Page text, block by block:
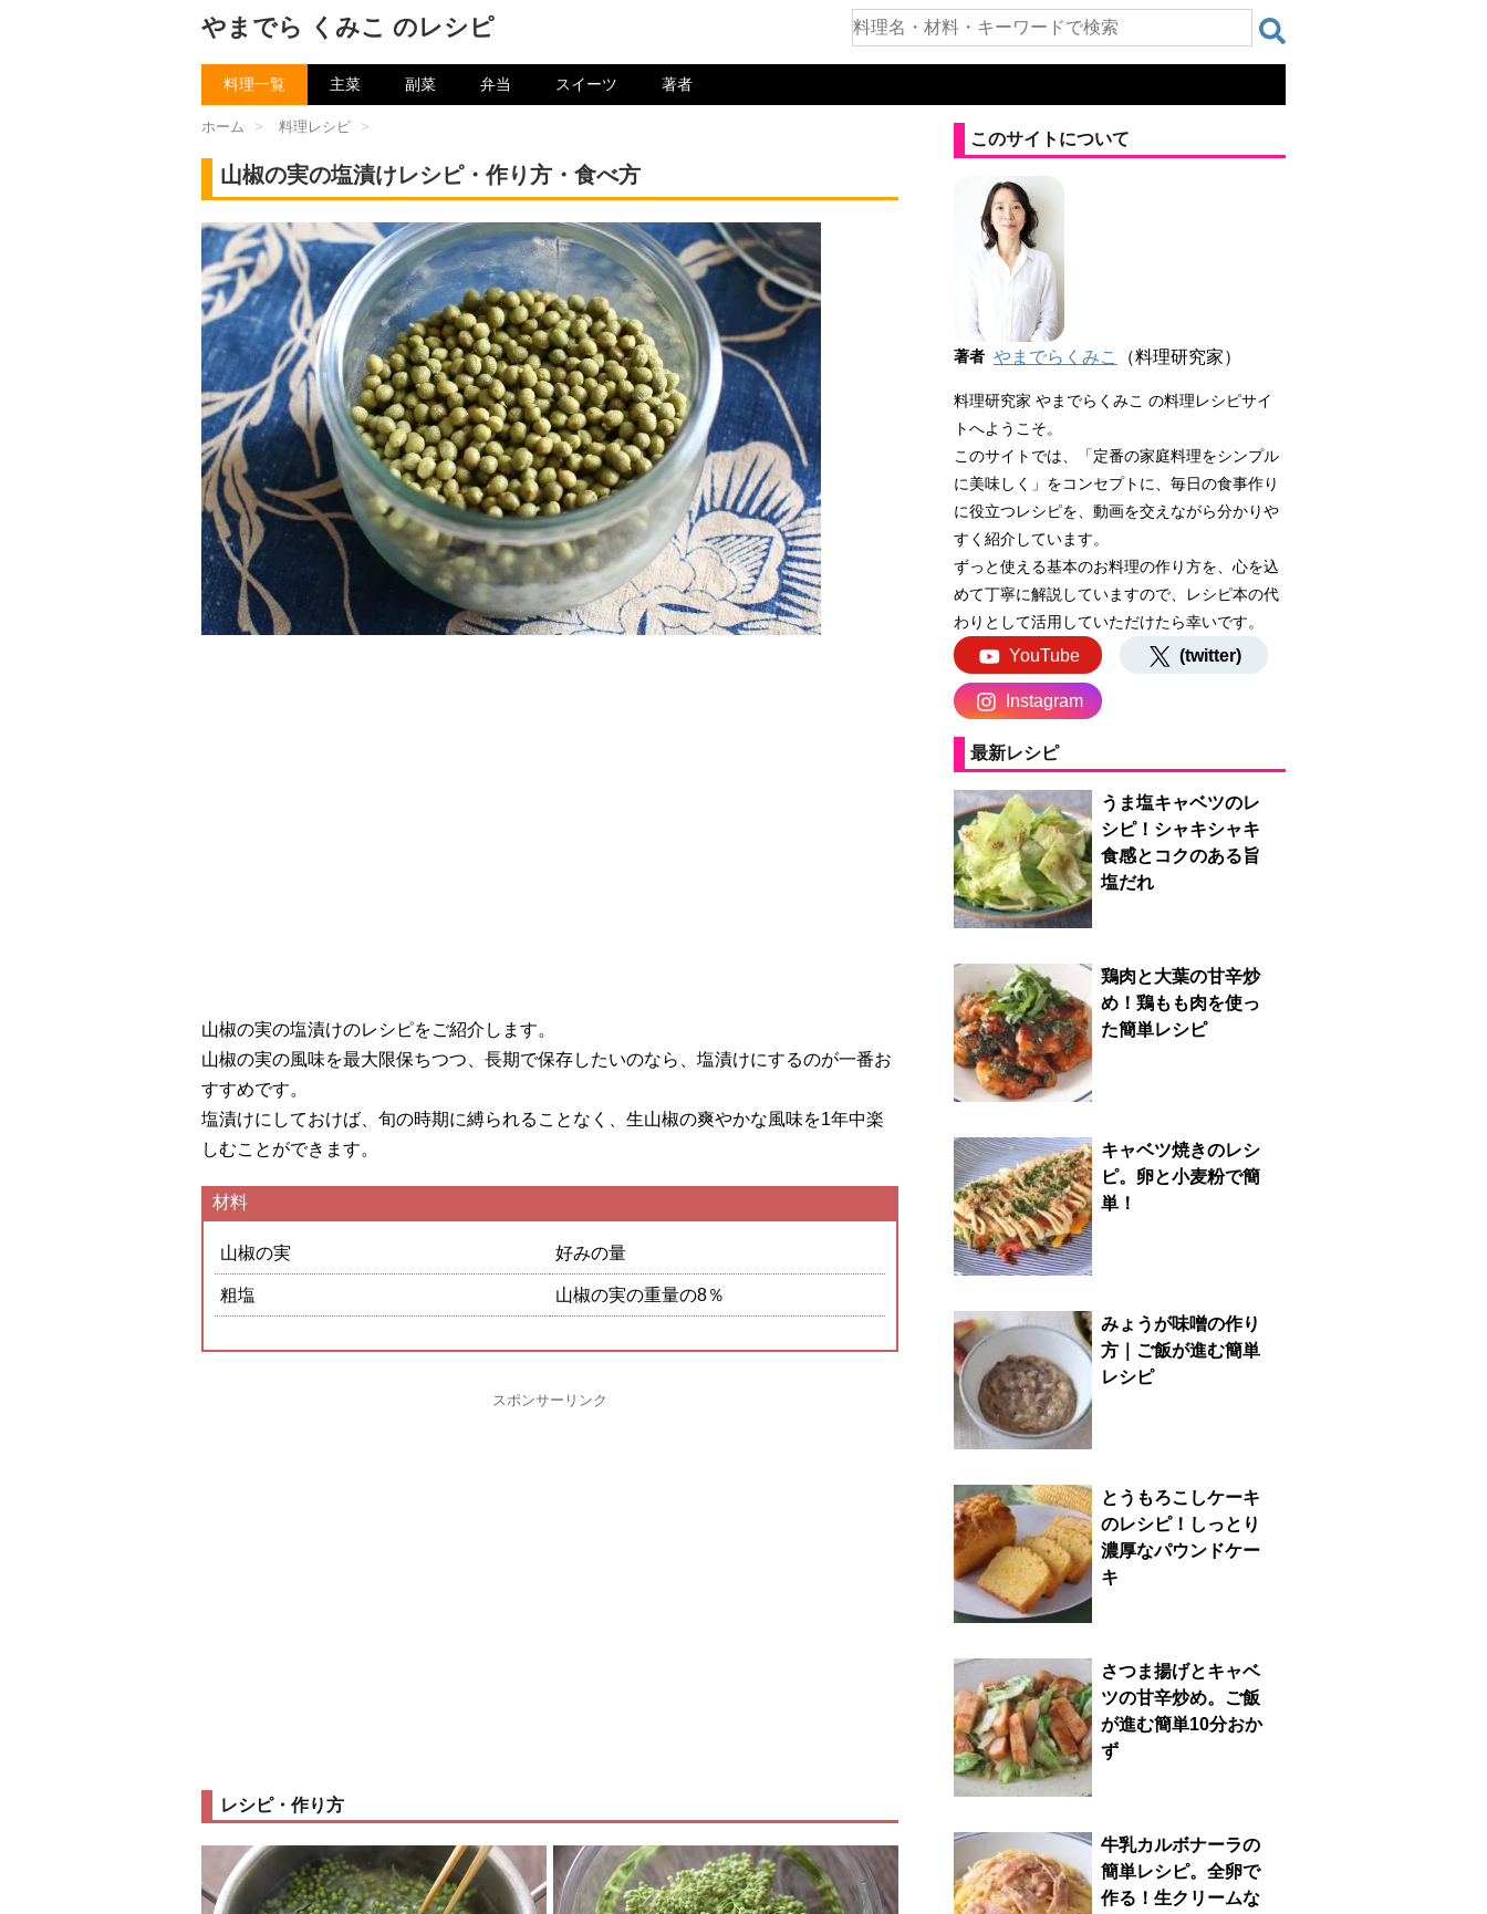
やまでら くみこ のレシピ
料理一覧 主菜 副菜 弁当 スイーツ 著者
ホーム > 料理レシピ >
山椒の実の塩漬けレシピ・作り方・食べ方
山椒の実の塩漬けのレシピをご紹介します。
山椒の実の風味を最大限保ちつつ、長期で保存したいのなら、塩漬けにするのが一番お
すすめです。
塩漬けにしておけば、旬の時期に縛られることなく、生山椒の爽やかな風味を1年中楽
しむことができます。
材料
山椒の実 好みの量
粗塩 山椒の実の重量の8％
スポンサーリンク
レシピ・作り方
このサイトについて
著者 やまでらくみこ （料理研究家）
料理研究家 やまでらくみこ の料理レシピサイ
トへようこそ。
このサイトでは、「定番の家庭料理をシンプル
に美味しく」をコンセプトに、毎日の食事作り
に役立つレシピを、動画を交えながら分かりや
すく紹介しています。
ずっと使える基本のお料理の作り方を、心を込
めて丁寧に解説していますので、レシピ本の代
わりとして活用していただけたら幸いです。
YouTube (twitter)
Instagram
最新レシピ
うま塩キャベツのレ
シピ！シャキシャキ
食感とコクのある旨
塩だれ
鶏肉と大葉の甘辛炒
め！鶏もも肉を使っ
た簡単レシピ
キャベツ焼きのレシ
ピ。卵と小麦粉で簡
単！
みょうが味噌の作り
方｜ご飯が進む簡単
レシピ
とうもろこしケーキ
のレシピ！しっとり
濃厚なパウンドケー
キ
さつま揚げとキャベ
ツの甘辛炒め。ご飯
が進む簡単10分おか
ず
牛乳カルボナーラの
簡単レシピ。全卵で
作る！生クリームな